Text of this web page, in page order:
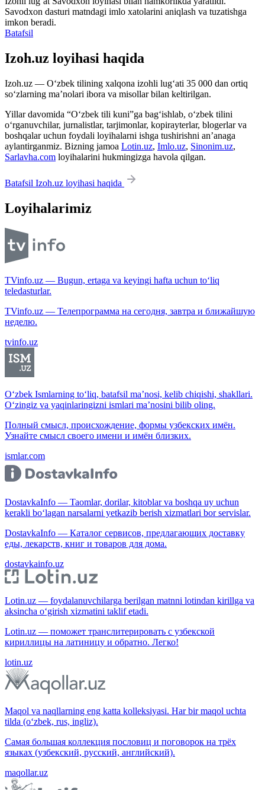
Savodxon dasturi matndagi imlo xatolarini aniqlash va tuzatishga
imkon beradi.
Batafsil
Izoh.uz loyihasi haqida
Izoh.uz — O‘zbek tilining xalqona izohli lug‘ati 35 000 dan ortiq
so‘zlarning ma’nolari ibora va misollar bilan keltirilgan.
Yillar davomida “O‘zbek tili kuni”ga bag‘ishlab, o‘zbek tilini
o‘rganuvchilar, jurnalistlar, tarjimonlar, kopirayterlar, blogerlar va
boshqalar uchun foydali loyihalarni ishga tushirishni an’anaga
aylantirganmiz. Bizning jamoa Lotin.uz, Imlo.uz, Sinonim.uz,
Sarlavha.com loyihalarini hukmingizga havola qilgan.
Batafsil Izoh.uz loyihasi haqida
Loyihalarimiz
TVinfo.uz — Bugun, ertaga va keyingi hafta uchun to‘liq
teledasturlar.
TVinfo.uz — Телепрограмма на сегодня, завтра и ближайшую
неделю.
tvinfo.uz
O‘zbek Ismlarning to‘liq, batafsil ma’nosi, kelib chiqishi, shakllari.
O‘zingiz va yaqinlaringizni ismlari ma’nosini bilib oling.
Полный смысл, происхождение, формы узбекских имён.
Узнайте смысл своего имени и имён близких.
ismlar.com
DostavkaInfo — Taomlar, dorilar, kitoblar va boshqa uy uchun
kerakli bo‘lagan narsalarni yetkazib berish xizmatlari bor servislar.
DostavkaInfo — Каталог сервисов, предлагающих доставку
еды, лекарств, книг и товаров для дома.
dostavkainfo.uz
Lotin.uz — foydalanuvchilarga berilgan matnni lotindan kirillga va
aksincha o‘girish xizmatini taklif etadi.
Lotin.uz — поможет транслитерировать с узбекской
кириллицы на латиницу и обратно. Легко!
lotin.uz
Maqol va naqllarning eng katta kolleksiyasi. Har bir maqol uchta
tilda (o‘zbek, rus, ingliz).
Самая большая коллекция пословиц и поговорок на трёх
языках (узбекский, русский, английский).
maqollar.uz